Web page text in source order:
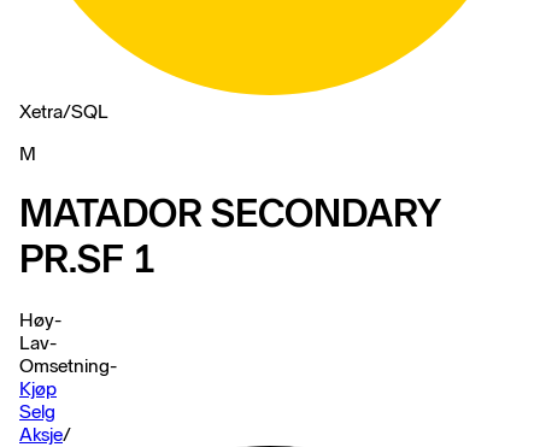
Xetra/SQL
M
MATADOR SECONDARY
PR.SF 1
Høy-
Lav-
Omsetning-
Kjøp
Selg
Aksje/